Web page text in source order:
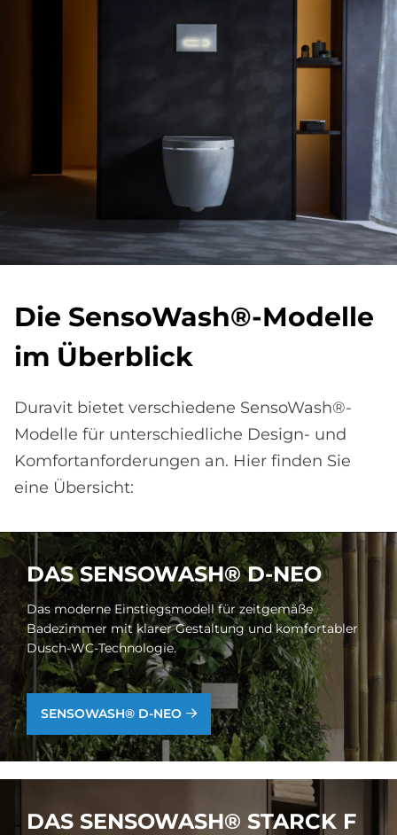
Die Sen­so­Wa­s­h®-Mo­del­le
im Über­bli­ck
Duravit bietet verschiedene SensoWash®-
Modelle für unterschiedliche Design- und
Komfortanforderungen an. Hier finden Sie
eine Übersicht:
DAS SEN­SO­WA­S­H® D-NEO
Das moderne Einstiegsmodell für zeitgemäße
Badezimmer mit klarer Gestaltung und komfortabler
Dusch-WC-Technologie.
SENSOWASH® D-NEO
DAS SEN­SO­WA­S­H® STAR­CK F